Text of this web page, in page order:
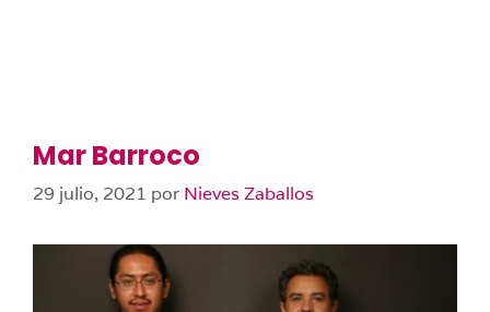
Mar Barroco
29 julio, 2021 por Nieves Zaballos